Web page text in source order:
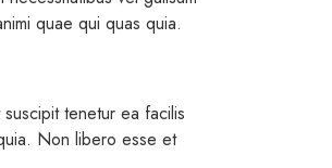
quae qui quas quia.
tenetur ea facilis
Non libero esse et